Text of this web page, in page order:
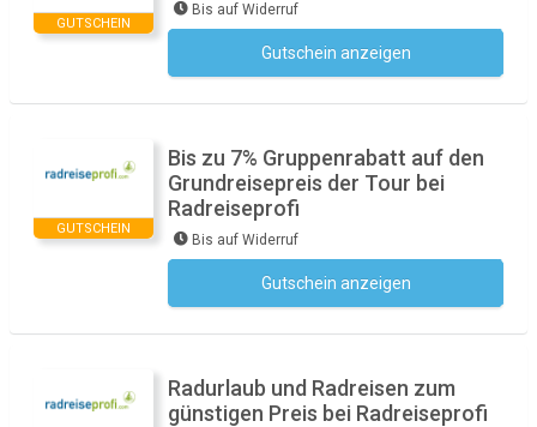
GUTSCHEIN
Bis auf Widerruf
Gutschein anzeigen
GUTSCHEIN
Bis zu 7% Gruppenrabatt auf den
Grundreisepreis der Tour bei
Radreiseprofi
Bis auf Widerruf
Gutschein anzeigen
Radurlaub und Radreisen zum
günstigen Preis bei Radreiseprofi